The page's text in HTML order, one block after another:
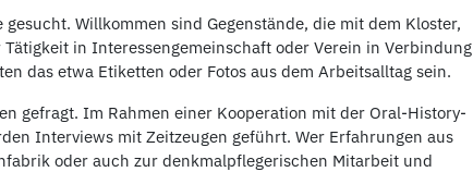
Willkommen sind Gegenstände, die mit dem Kloster,
in Interessengemeinschaft oder Verein in Verbindung
das etwa Etiketten oder Fotos aus dem Arbeitsalltag sein.
gefragt. Im Rahmen einer Kooperation mit der Oral-History-
Interviews mit Zeitzeugen geführt. Wer Erfahrungen aus
oder auch zur denkmalpflegerischen Mitarbeit und